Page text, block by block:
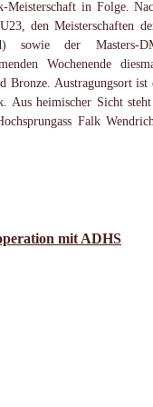
Meisterschaft in Folge.
den Meisterschaften
sowie der Masters-
Wochenende
Bronze. Austragungsort ist
Aus heimischer Sicht
Falk
mit ADHS